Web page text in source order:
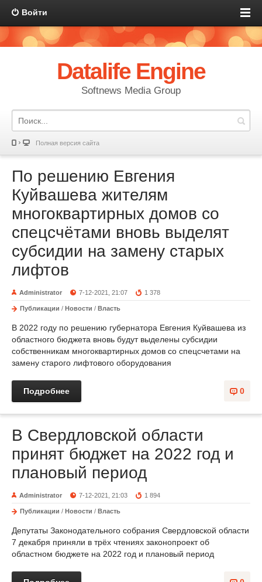
Войти
Datalife Engine
Softnews Media Group
Полная версия сайта
По решению Евгения
Куйвашева жителям
многоквартирных домов со
спецсчётами вновь выделят
субсидии на замену старых
лифтов
Administrator 7-12-2021, 21:07 1 378
Публикации / Новости / Власть
В 2022 году по решению губернатора Евгения Куйвашева из
областного бюджета вновь будут выделены субсидии
собственникам многоквартирных домов со спецсчетами на
замену старого лифтового оборудования
0
Подробнее
В Свердловской области
принят бюджет на 2022 год и
плановый период
Administrator 7-12-2021, 21:03 1 894
Публикации / Новости / Власть
Депутаты Законодательного собрания Свердловской области
7 декабря приняли в трёх чтениях законопроект об
областном бюджете на 2022 год и плановый период